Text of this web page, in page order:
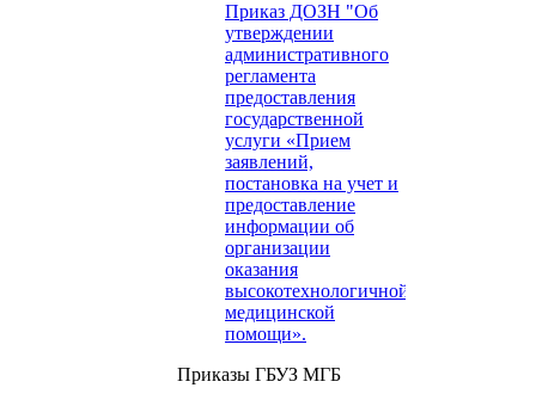
Приказ ДОЗН "Об
утверждении
административного
регламента
предоставления
государственной
услуги «Прием
заявлений,
постановка на учет и
предоставление
информации об
организации
оказания
высокотехнологичной
медицинской
помощи».
Приказы ГБУЗ МГБ